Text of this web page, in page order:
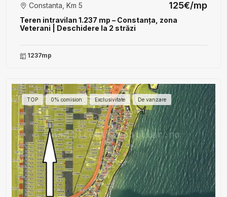
Teren intravilan 1.237 mp – Constanța, zona
Veterani | Deschidere la 2 străzi
Constanta, Km 5 125€/mp
1237mp
TOP 0% comision Exclusivitate De vanzare